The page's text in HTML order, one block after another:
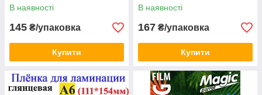
В наявності
145 ₴/упаковка
Купити
В наявності
167 ₴/упаковка
Купити